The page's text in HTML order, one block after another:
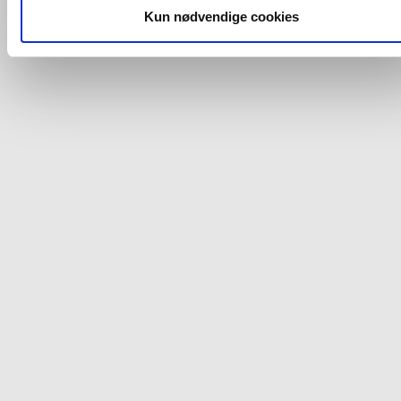
dit samtykke, hvis du måtte ønske det.
Du kan se mere om, hvordan vi behandler dine
Kun nødvendige cookies